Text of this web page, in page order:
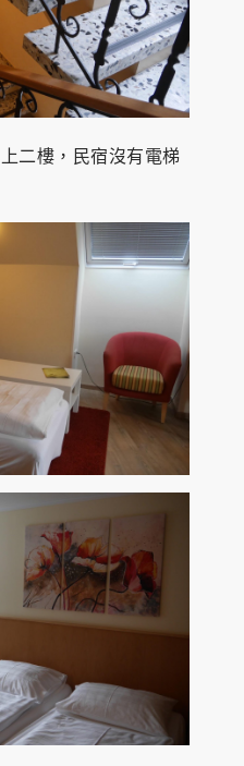
二樓，民宿沒有電梯